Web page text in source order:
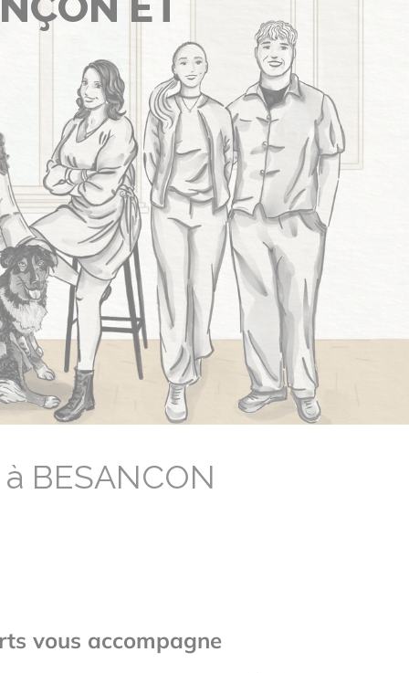
BESANCON
vous accompagne